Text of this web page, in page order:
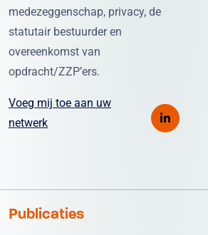
medezeggenschap, privacy, de
statutair bestuurder en
overeenkomst van
opdracht/ZZP’ers.
Voeg mij toe aan uw
netwerk
Publicaties